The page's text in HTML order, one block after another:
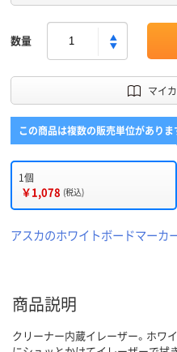
数量
マイ
この商品は複数の販売単位がありま
1個
￥1,078 (税込)
アスカのホワイトボードマーカ
商品説明
クリーナー内蔵イレーザー。ホワ